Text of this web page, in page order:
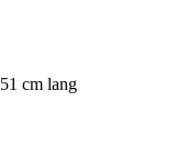
cm lang